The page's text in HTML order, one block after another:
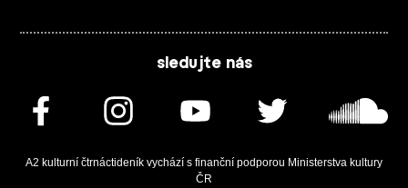
sledujte nás
A2 kulturní čtrnáctideník vychází s finanční podporou Ministerstva kultury
ČR